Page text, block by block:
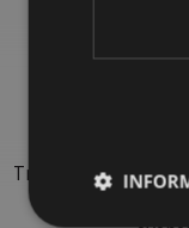
Trouvez des sorties